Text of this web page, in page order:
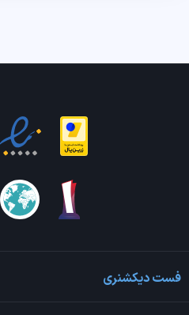
فست دیکشنری